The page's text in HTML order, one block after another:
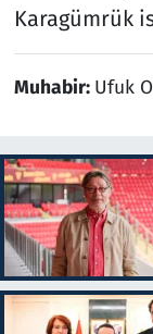
Karagümrük
Muhabir: Ufuk